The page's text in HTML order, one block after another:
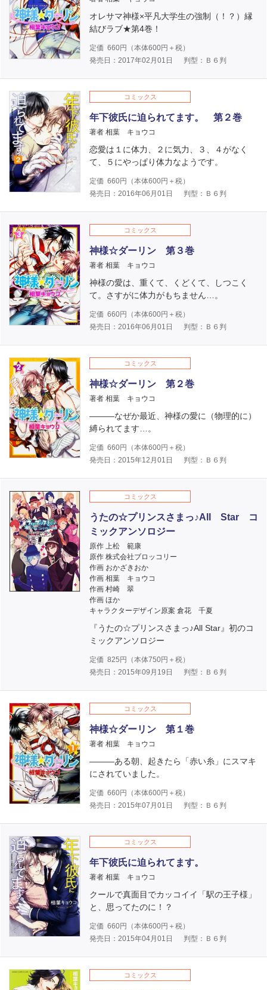
オレサマ神様×平凡大学生の強制（！？）縁
結びラブ★第4巻！
定価 660円（本体600円＋税）
発売日：2017年02月01日
判型：Ｂ６判
コミックス
年下彼氏に迫られてます。 第２巻
著者 相葉 キョウコ
恋愛は１に体力、２に気力、３、４がなく
て、５にやっぱり体力なようです。
定価 660円（本体600円＋税）
発売日：2016年06月01日
判型：Ｂ６判
コミックス
神様☆ダーリン 第３巻
著者 相葉 キョウコ
神様の愛は、重くて、くどくて、しつこく
て。さすがに体力がもちません…。
定価 660円（本体600円＋税）
発売日：2016年06月01日
判型：Ｂ６判
コミックス
神様☆ダーリン 第２巻
著者 相葉 キョウコ
―――なぜか最近、神様の愛に（物理的に）
縛られてます…。
定価 660円（本体600円＋税）
発売日：2015年12月01日
判型：Ｂ６判
コミックス
うたの☆プリンスさまっ♪All Star コ
ミックアンソロジー
原作 上松 範康
原作 株式会社ブロッコリー
作画 おかざきおか
作画 相葉 キョウコ
作画 村崎 翠
作画 ほか
キャラクターデザイン原案 倉花 千夏
『うたの☆プリンスさまっ♪All Star』初のコ
ミックアンソロジー
定価 825 円（本体750円＋税）
発売日：2015年09月19日
判型：Ｂ６判
コミックス
神様☆ダーリン 第１巻
著者 相葉 キョウコ
―――ある朝、起きたら「赤い糸」にスマキ
にされていました。
定価 660円（本体600円＋税）
発売日：2015年07月01日
判型：Ｂ６判
コミックス
年下彼氏に迫られてます。
著者 相葉 キョウコ
クールで真面目でカッコイイ「駅の王子様」
と、思ってたのに！？
定価 660円（本体600円＋税）
発売日：2015年04月01日
判型：Ｂ６判
コミックス